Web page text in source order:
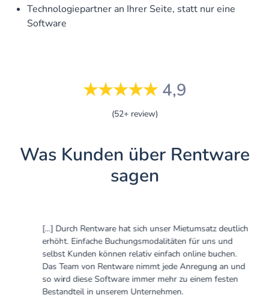
Technologiepartner an Ihrer Seite, statt nur eine
Software
★★★★★4,9
(52+ review)
Was Kunden über Rentware
sagen
[…] Durch Rentware hat sich unser Mietumsatz deutlich
erhöht. Einfache Buchungsmodalitäten für uns und
selbst Kunden können relativ einfach online buchen.
Das Team von Rentware nimmt jede Anregung an und
so wird diese Software immer mehr zu einem festen
Bestandteil in unserem Unternehmen.